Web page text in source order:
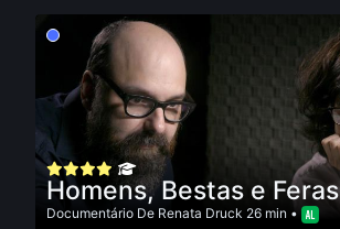
Homens, Bestas e Feras
Documentário De Renata Druck 26 min •